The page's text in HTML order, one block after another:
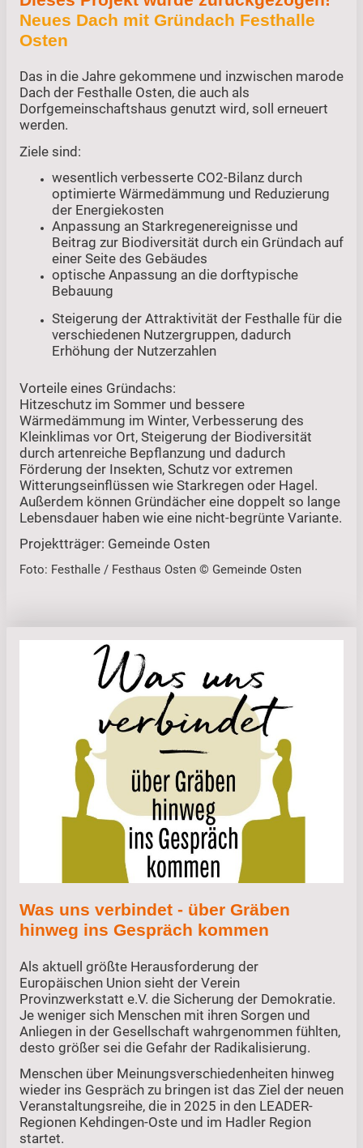
Neues Dach mit Gründach Festhalle
Osten
Das in die Jahre gekommene und inzwischen marode
Dach der Festhalle Osten, die auch als
Dorfgemeinschaftshaus genutzt wird, soll erneuert
werden.
Ziele sind:
wesentlich verbesserte CO2-Bilanz durch
optimierte Wärmedämmung und Reduzierung
der Energiekosten
Anpassung an Starkregenereignisse und
Beitrag zur Biodiversität durch ein Gründach auf
einer Seite des Gebäudes
optische Anpassung an die dorftypische
Bebauung
Steigerung der Attraktivität der Festhalle für die
verschiedenen Nutzergruppen, dadurch
Erhöhung der Nutzerzahlen
Vorteile eines Gründachs:
Hitzeschutz im Sommer und bessere
Wärmedämmung im Winter, Verbesserung des
Kleinklimas vor Ort, Steigerung der Biodiversität
durch artenreiche Bepflanzung und dadurch
Förderung der Insekten, Schutz vor extremen
Witterungseinflüssen wie Starkregen oder Hagel.
Außerdem können Gründächer eine doppelt so lange
Lebensdauer haben wie eine nicht-begrünte Variante.
Projektträger: Gemeinde Osten
Foto: Festhalle / Festhaus Osten © Gemeinde Osten
Was uns verbindet - über Gräben
hinweg ins Gespräch kommen
Als aktuell größte Herausforderung der
Europäischen Union sieht der Verein
Provinzwerkstatt e.V. die Sicherung der Demokratie.
Je weniger sich Menschen mit ihren Sorgen und
Anliegen in der Gesellschaft wahrgenommen fühlten,
desto größer sei die Gefahr der Radikalisierung.
Menschen über Meinungsverschiedenheiten hinweg
wieder ins Gespräch zu bringen ist das Ziel der neuen
Veranstaltungsreihe, die in 2025 in den LEADER-
Regionen Kehdingen-Oste und im Hadler Region
startet.